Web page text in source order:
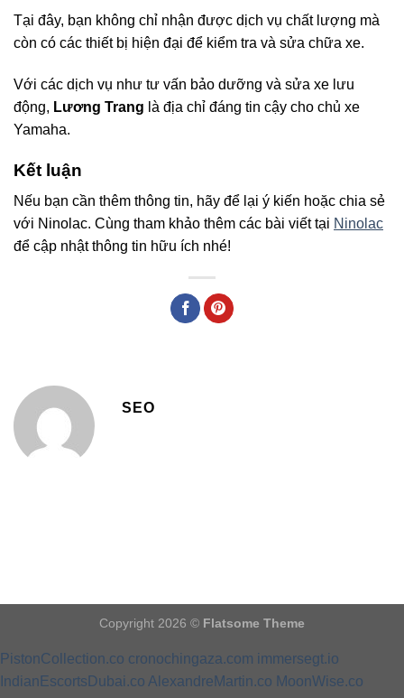
Tại đây, bạn không chỉ nhận được dịch vụ chất lượng mà
còn có các thiết bị hiện đại để kiểm tra và sửa chữa xe.
Với các dịch vụ như tư vấn bảo dưỡng và sửa xe lưu
động, Lương Trang là địa chỉ đáng tin cậy cho chủ xe
Yamaha.
Kết luận
Nếu bạn cần thêm thông tin, hãy để lại ý kiến hoặc chia sẻ
với Ninolac. Cùng tham khảo thêm các bài viết tại Ninolac
để cập nhật thông tin hữu ích nhé!
SEO
Copyright 2026 © Flatsome Theme
PistonCollection.co cronochingaza.com immersegt.io
IndianEscortsDubai.co AlexandreMartin.co MoonWise.co